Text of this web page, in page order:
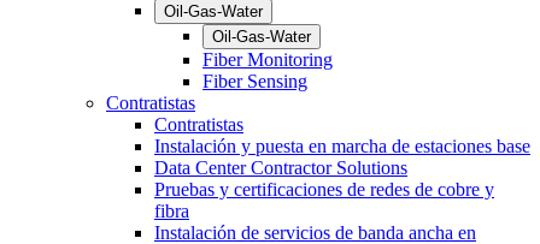
Oil-Gas-Water
Oil-Gas-Water
Fiber Monitoring
Fiber Sensing
Contratistas
Contratistas
Instalación y puesta en marcha de estaciones base
Data Center Contractor Solutions
Pruebas y certificaciones de redes de cobre y
fibra
Instalación de servicios de banda ancha en